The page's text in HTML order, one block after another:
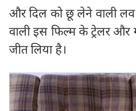
और दिल को छू लेने वाली लव
वाली इस फिल्म के ट्रेलर और
जीत लिया है।